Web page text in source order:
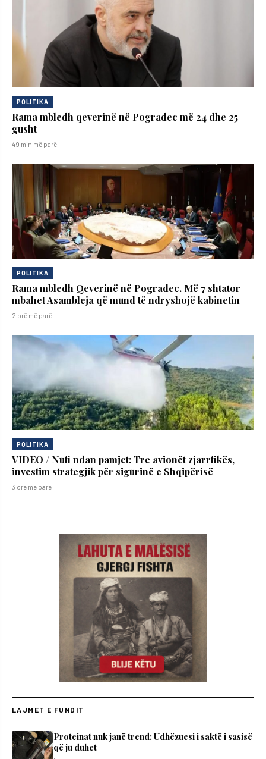
POLITIKA
Rama mbledh qeverinë në Pogradec më 24 dhe 25
gusht
49 min më parë
POLITIKA
Rama mbledh Qeverinë në Pogradec. Më 7 shtator
mbahet Asambleja që mund të ndryshojë kabinetin
2 orë më parë
POLITIKA
VIDEO / Nufi ndan pamjet: Tre avionët zjarrfikës,
investim strategjik për sigurinë e Shqipërisë
3 orë më parë
LAJMET E FUNDIT
Proteinat nuk janë trend: Udhëzuesi i saktë i sasisë
që ju duhet